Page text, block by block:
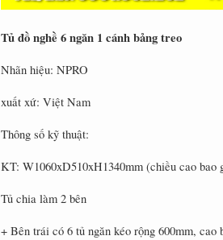
Tủ đồ nghề 6 ngăn 1 cánh bảng treo
Nhãn hiệu: NPRO
xuất xứ: Việt Nam
Thông số kỹ thuật:
KT: W1060xD510xH1340mm (chiều cao bao
Tủ chia làm 2 bên
+ Bên trái có 6 tủ ngăn kéo rộng 600mm, cao